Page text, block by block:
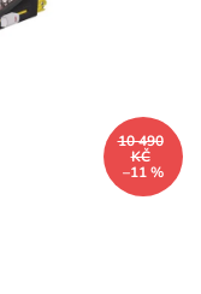
10 490
KČ
–11 %